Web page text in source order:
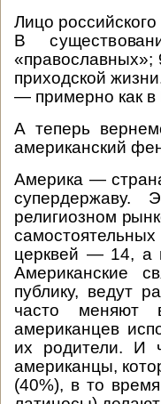
Лицо
В
«православных»;
приходской
— примерно как в
А теперь
американский
Америка —
супердержаву.
религиозном
церквей — 14, а
Американские
публику, ведут
часто меняют
американцев
их родители. И
американцы,
(40%), в то